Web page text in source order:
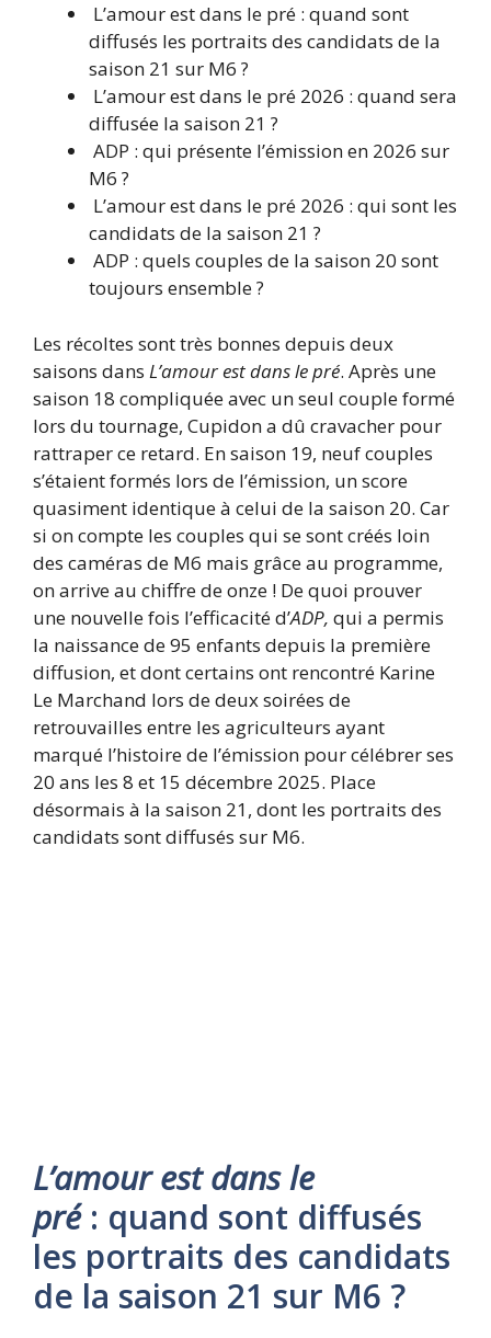
L’amour est dans le pré : quand sont
diffusés les portraits des candidats de la
saison 21 sur M6 ?
L’amour est dans le pré 2026 : quand sera
diffusée la saison 21 ?
ADP : qui présente l’émission en 2026 sur
M6 ?
L’amour est dans le pré 2026 : qui sont les
candidats de la saison 21 ?
ADP : quels couples de la saison 20 sont
toujours ensemble ?
Les récoltes sont très bonnes depuis deux
saisons dans L’amour est dans le pré. Après une
saison 18 compliquée avec un seul couple formé
lors du tournage, Cupidon a dû cravacher pour
rattraper ce retard. En saison 19, neuf couples
s’étaient formés lors de l’émission, un score
quasiment identique à celui de la saison 20. Car
si on compte les couples qui se sont créés loin
des caméras de M6 mais grâce au programme,
on arrive au chiffre de onze ! De quoi prouver
une nouvelle fois l’efficacité d’ADP, qui a permis
la naissance de 95 enfants depuis la première
diffusion, et dont certains ont rencontré Karine
Le Marchand lors de deux soirées de
retrouvailles entre les agriculteurs ayant
marqué l’histoire de l’émission pour célébrer ses
20 ans les 8 et 15 décembre 2025. Place
désormais à la saison 21, dont les portraits des
candidats sont diffusés sur M6.
L’amour est dans le
pré : quand sont diffusés
les portraits des candidats
de la saison 21 sur M6 ?